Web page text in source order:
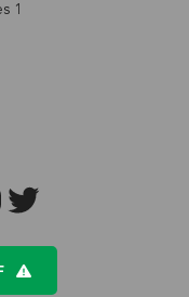
1
TWITTER